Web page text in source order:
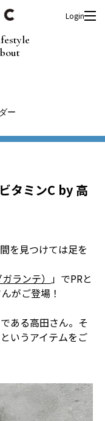
Login
ー
タミンC by 高
を見つけては足を
ランテ） 」でPRと
がご登場！
ある高田さん。そ
いうアイテムをご